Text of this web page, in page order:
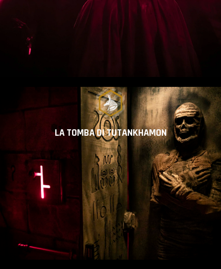
LA TOMBA DI TUTANKHAMON